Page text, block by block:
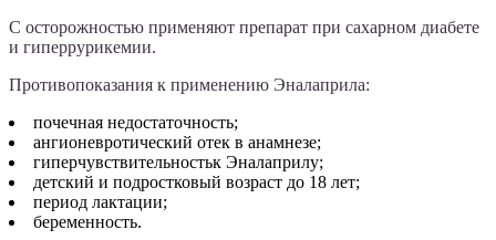
С осторожностью применяют препарат при сахарном диабете
и гиперрурикемии.
Противопоказания к применению Эналаприла:
почечная недостаточность;
ангионевротический отек в анамнезе;
гиперчувствительностьк Эналаприлу;
детский и подростковый возраст до 18 лет;
период лактации;
беременность.